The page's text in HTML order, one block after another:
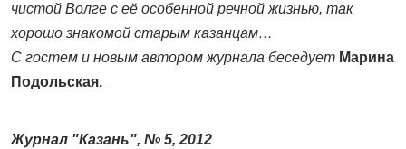
чистой Волге с её особенной речной жизнью, так
хорошо знакомой старым казанцам…
С гостем и новым автором журнала беседует Марина
Подольская.
Журнал "Казань", № 5, 2012